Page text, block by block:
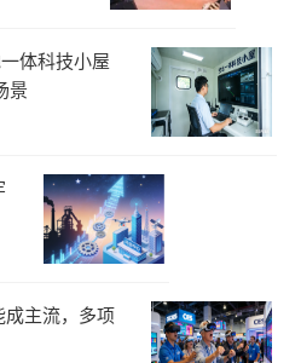
体科技小屋
景
成主流，多项